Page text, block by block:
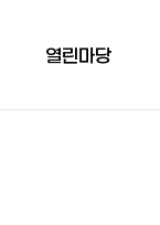
열린마당